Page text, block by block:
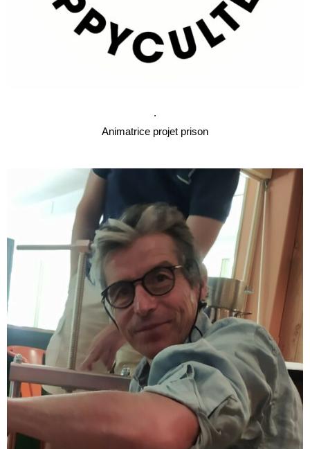
.
Animatrice projet prison